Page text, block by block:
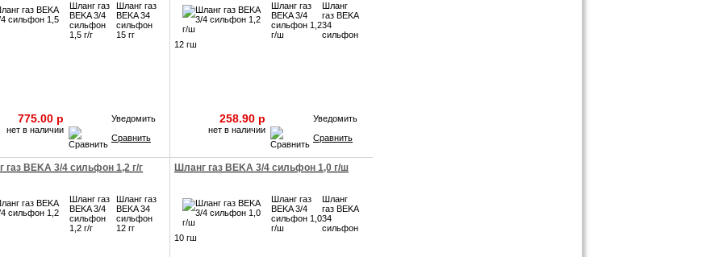
Шланг газ
BEKA 3/4
сильфон
1,5 г/г
Шланг газ
BEKA 34
сильфон
15 гг
775.00 p
нет в наличии
Уведомить
Сравнить
Шланг газ
BEKA 3/4
сильфон 1,2
г/ш
Шланг
газ BEKA
34
сильфон
12 гш
258.90 p
нет в наличии
Уведомить
Сравнить
газ BEKA 3/4 сильфон 1,2 г/г
Шланг газ
BEKA 3/4
сильфон
1,2 г/г
Шланг газ
BEKA 34
сильфон
12 гг
Шланг газ BEKA 3/4 сильфон 1,0 г/ш
Шланг газ
BEKA 3/4
сильфон 1,0
г/ш
Шланг
газ BEKA
34
сильфон
10 гш